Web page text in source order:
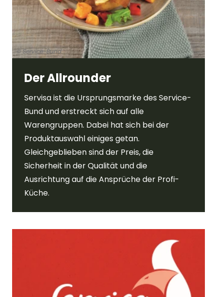
© Service-Bund
Der Allrounder
Servisa ist die Ursprungsmarke des Service-
Bund und erstreckt sich auf alle
Warengruppen. Dabei hat sich bei der
Produktauswahl einiges getan.
Gleichgeblieben sind der Preis, die
Sicherheit in der Qualität und die
Ausrichtung auf die Ansprüche der Profi-
Küche.